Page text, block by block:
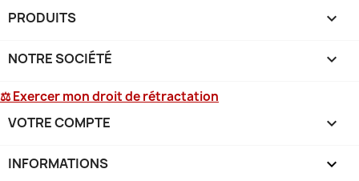
PRODUITS 
NOTRE SOCIÉTÉ 
⚖ Exercer mon droit de rétractation
VOTRE COMPTE 
INFORMATIONS keyboard_arrow_down